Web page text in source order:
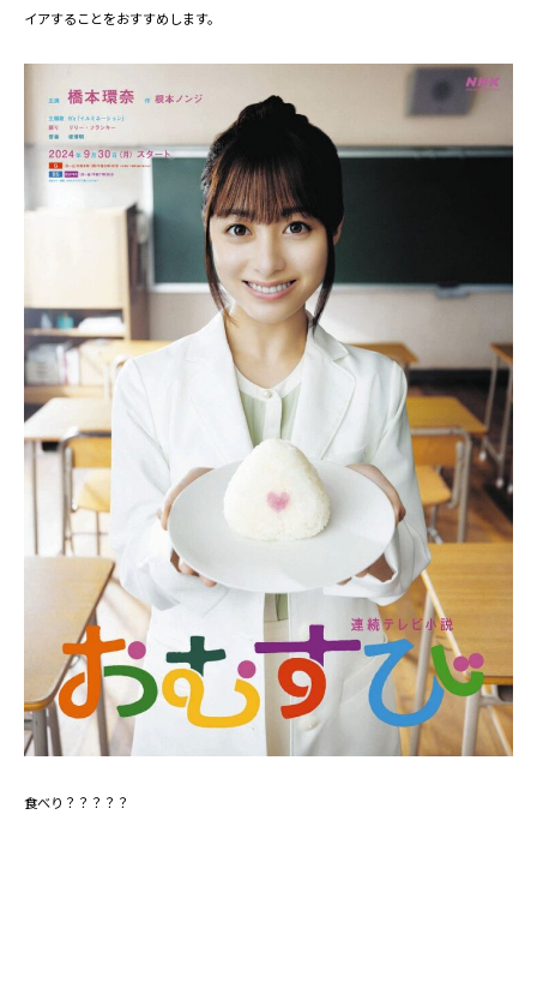
イアすることをおすすめします。
食べり？？？？？